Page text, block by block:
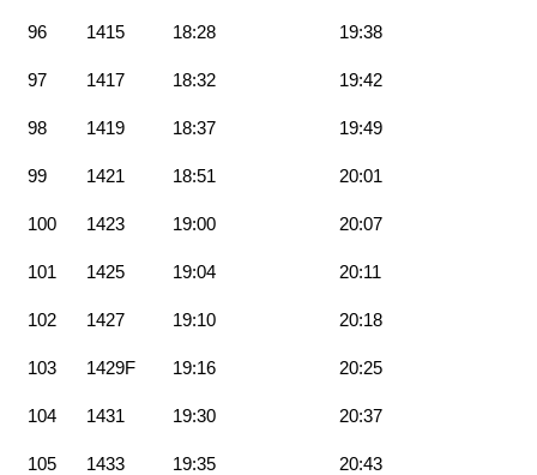
96 1415 18:28 19:38
97 1417 18:32 19:42
98 1419 18:37 19:49
99 1421 18:51 20:01
100 1423 19:00 20:07
101 1425 19:04 20:11
102 1427 19:10 20:18
103 1429F 19:16 20:25
104 1431 19:30 20:37
105 1433 19:35 20:43